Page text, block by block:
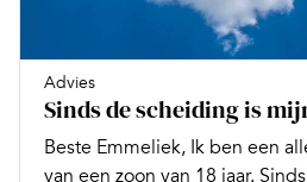
Advies
Sinds de scheiding is
Beste Emmeliek, Ik ben een
van een zoon van 18 jaar.